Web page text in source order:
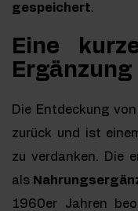
gespeichert.
Eine
Ergänzung
Die Entdeckung
zurück und ist
zu verdanken. Die
als
1960er Jahren